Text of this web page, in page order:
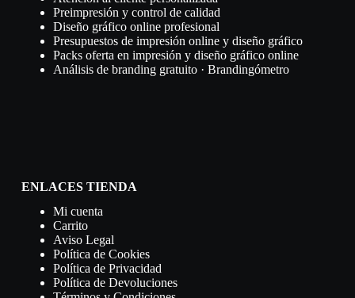
Preimpresión y control de calidad
Diseño gráfico online profesional
Presupuestos de impresión online y diseño gráfico
Packs oferta en impresión y diseño gráfico online
Análisis de branding gratuito · Brandingómetro
ENLACES TIENDA
Mi cuenta
Carrito
Aviso Legal
Política de Cookies
Política de Privacidad
Política de Devoluciones